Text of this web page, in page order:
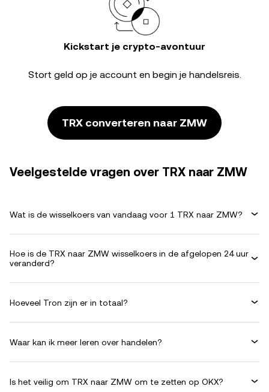
Kickstart je crypto-avontuur
Stort geld op je account en begin je handelsreis.
TRX converteren naar ZMW
Veelgestelde vragen over TRX naar ZMW
Wat is de wisselkoers van vandaag voor 1 TRX naar ZMW?
Hoe is de TRX naar ZMW wisselkoers in de afgelopen 24 uur
veranderd?
Hoeveel Tron zijn er in totaal?
Waar kan ik meer leren over handelen?
Is het veilig om TRX naar ZMW om te zetten op OKX?